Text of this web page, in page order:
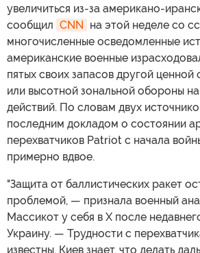
увеличиться из-за американо-
сообщил CNN
на этой неделе со
многочисленные осведомленные
американские военные
пятых своих запасов другой
или высотной зональной обороны
действий. По словам двух
последним докладом о состоянии
перехватчиков Patriot с начала
примерно вдвое.
"Защита от баллистических ракет
проблемой, — признала военный
Массикот у себя в X после
Украину. — Трудности с
известны. Киев знает, что делать